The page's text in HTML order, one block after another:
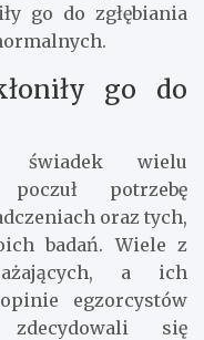
go do zgłębiania
go do
świadek wielu
potrzebę
oraz tych,
badań. Wiele z
a ich
egzorcystów
się